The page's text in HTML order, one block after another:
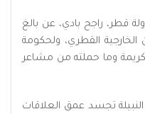
قطر، راجح بادي، عن بالغ
الخارجية القطري، ولحكومة
وما حملته من مشاعر
تجسد عمق العلاقات